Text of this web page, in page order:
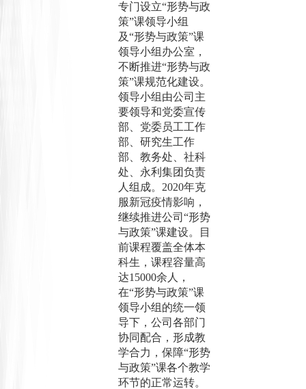
专门设立“形势与政
策”课领导小组
及“形势与政策”课
领导小组办公室，
不断推进“形势与政
策”课规范化建设。
领导小组由公司主
要领导和党委宣传
部、党委员工工作
部、研究生工作
部、教务处、社科
处、永利集团负责
人组成。2020年克
服新冠疫情影响，
继续推进公司“形势
与政策”课建设。目
前课程覆盖全体本
科生，课程容量高
达15000余人，
在“形势与政策”课
领导小组的统一领
导下，公司各部门
协同配合，形成教
学合力，保障“形势
与政策”课各个教学
环节的正常运转。